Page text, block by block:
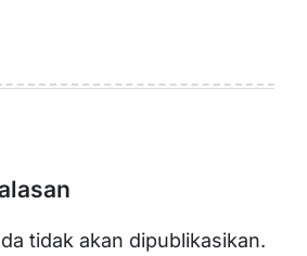
tidak akan dipublikasikan.